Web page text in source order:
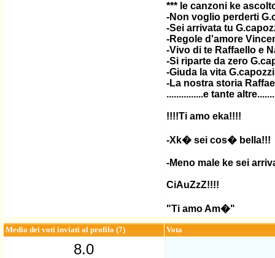
*** le canzoni ke
-Non voglio perderti
-Sei arrivata tu
-Regole d'amore
-Vivo di te Raffaello e
-Si riparte da zero
-Giuda la vita G.capozzi
-La nostra storia
...............e tante
!!!!Ti amo eka!!!!
-Xk� sei cos� bella!!!
-Meno male ke sei
CiAuZzZ!!!!
"Ti amo Am�"
Media dei voti inviati al profilo (7) Vota
8.0